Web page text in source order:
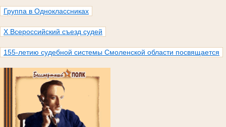
Группа в Одноклассниках
X Всероссийский съезд судей
155-летию судебной системы Смоленской области посвящается